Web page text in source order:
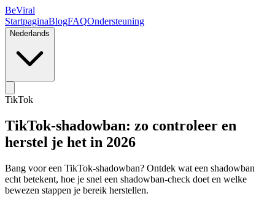
BeViral
StartpaginaBlogFAQOndersteuning
Nederlands
TikTok
TikTok-shadowban: zo controleer en
herstel je het in 2026
Bang voor een TikTok-shadowban? Ontdek wat een shadowban
echt betekent, hoe je snel een shadowban-check doet en welke
bewezen stappen je bereik herstellen.